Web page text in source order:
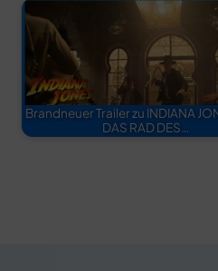
Brandneuer Trailer zu INDIANA
DAS RAD DES…